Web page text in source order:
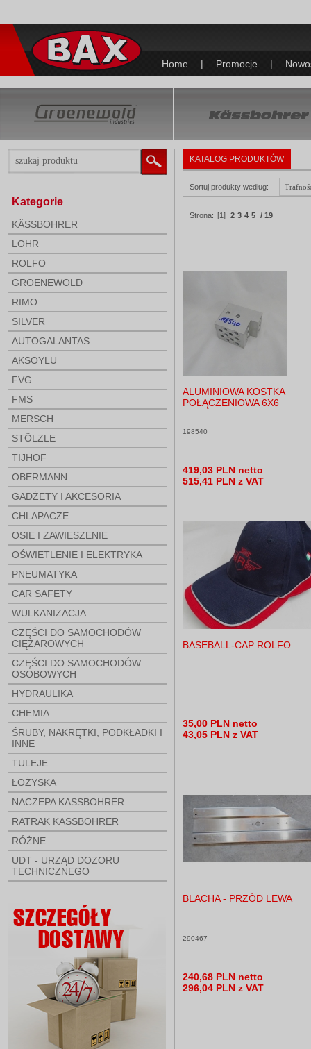
Home | Promocje |
Kategorie
KÄSSBOHRER
LOHR
ROLFO
GROENEWOLD
RIMO
SILVER
AUTOGALANTAS
AKSOYLU
FVG
FMS
MERSCH
STÖLZLE
TIJHOF
OBERMANN
GADŻETY I AKCESORIA
CHLAPACZE
OSIE I ZAWIESZENIE
OŚWIETLENIE I ELEKTRYKA
PNEUMATYKA
CAR SAFETY
WULKANIZACJA
CZĘŚCI DO SAMOCHODÓW
CIĘŻAROWYCH
CZĘŚCI DO SAMOCHODÓW
OSOBOWYCH
HYDRAULIKA
CHEMIA
ŚRUBY, NAKRĘTKI, PODKŁADKI I
INNE
TULEJE
ŁOŻYSKA
NACZEPA KASSBOHRER
RATRAK KASSBOHRER
RÓŻNE
UDT - URZĄD DOZORU
TECHNICZNEGO
KATALOG PRODUKTÓW
Sortuj produkty według:
Strona: [1] 2 3 4 5 / 19
ALUMINIOWA KOSTKA
POŁĄCZENIOWA 6X6
198540
419,03 PLN netto
515,41 PLN z VAT
BASEBALL-CAP ROLFO
35,00 PLN netto
43,05 PLN z VAT
BLACHA - PRZÓD LEWA
290467
240,68 PLN netto
296,04 PLN z VAT